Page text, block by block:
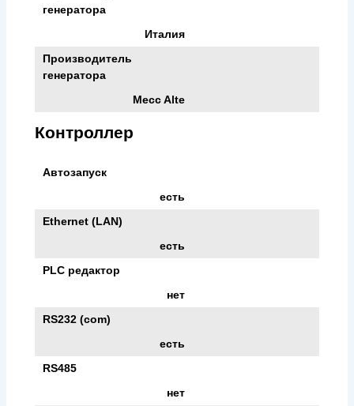
генератора
Италия
Производитель
генератора
Mecc Alte
Контроллер
Автозапуск
есть
Ethernet (LAN)
есть
PLC редактор
нет
RS232 (com)
есть
RS485
нет